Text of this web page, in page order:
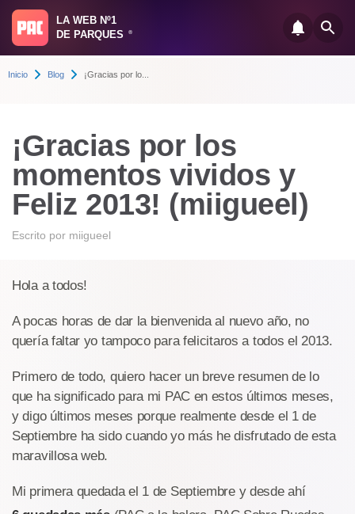
LA WEB Nº1
DE PARQUES
®
Inicio Blog ¡Gracias por lo...
¡Gracias por los
momentos vividos y
Feliz 2013! (miigueel)
Escrito por miigueel
Hola a todos!
A pocas horas de dar la bienvenida al nuevo año, no
quería faltar yo tampoco para felicitaros a todos el 2013.
Primero de todo, quiero hacer un breve resumen de lo
que ha significado para mi PAC en estos últimos meses,
y digo últimos meses porque realmente desde el 1 de
Septiembre ha sido cuando yo más he disfrutado de esta
maravillosa web.
Mi primera quedada el 1 de Septiembre y desde ahí